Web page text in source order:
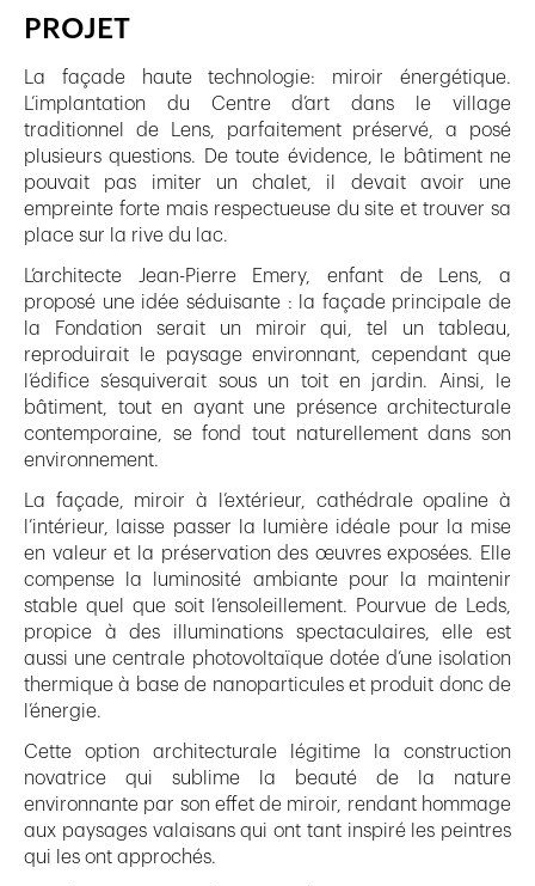
PROJET
La façade haute technologie: miroir énergétique.
L’implantation du Centre d’art dans le village
traditionnel de Lens, parfaitement préservé, a posé
plusieurs questions. De toute évidence, le bâtiment ne
pouvait pas imiter un chalet, il devait avoir une
empreinte forte mais respectueuse du site et trouver sa
place sur la rive du lac.
L’architecte Jean-Pierre Emery, enfant de Lens, a
proposé une idée séduisante : la façade principale de
la Fondation serait un miroir qui, tel un tableau,
reproduirait le paysage environnant, cependant que
l’édifice s’esquiverait sous un toit en jardin. Ainsi, le
bâtiment, tout en ayant une présence architecturale
contemporaine, se fond tout naturellement dans son
environnement.
La façade, miroir à l’extérieur, cathédrale opaline à
l’intérieur, laisse passer la lumière idéale pour la mise
en valeur et la préservation des œuvres exposées. Elle
compense la luminosité ambiante pour la maintenir
stable quel que soit l’ensoleillement. Pourvue de Leds,
propice à des illuminations spectaculaires, elle est
aussi une centrale photovoltaïque dotée d’une isolation
thermique à base de nanoparticules et produit donc de
l’énergie.
Cette option architecturale légitime la construction
novatrice qui sublime la beauté de la nature
environnante par son effet de miroir, rendant hommage
aux paysages valaisans qui ont tant inspiré les peintres
qui les ont approchés.